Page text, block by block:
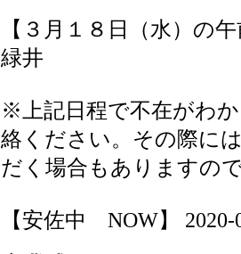
【３月１８日（水）の
緑井
※上記日程で不在がわ
絡ください。その際に
だく場合もありますの
【安佐中 NOW】 2020-